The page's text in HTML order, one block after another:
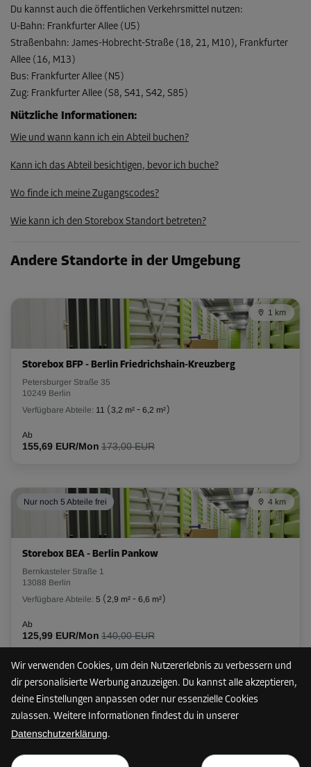
Wir verwenden Cookies, um dein Nutzererlebnis zu verbessern und
dir personalisierte Werbung anzuzeigen. Du kannst alle akzeptieren,
deine Einstellungen anpassen oder nur essenzielle Cookies
zulassen. Weitere Informationen findest du in unserer
Datenschutzerklärung.
Du kannst auch die öffentlichen Verkehrsmittel nutzen:
U-Bahn: Frankfurter Allee (U5)
Straßenbahn: James-Hobrecht-Straße (18, 21, M10), Frankfurter
Allee (16, M13)
Bus: Frankfurter Allee (N5)
Zug: Frankfurter Allee (S8, S41, S42, S85)
Nützliche Informationen:
Wie und wann kann ich ein Abteil buchen?
Kann ich das Abteil besichtigen, bevor ich buche?
Wo finde ich meine Zugangscodes?
Wie kann ich den Storebox Standort betreten?
Andere Standorte in der Umgebung
1 km
Storebox BFP - Berlin Friedrichshain-Kreuzberg
Petersburger Straße 35
10249 Berlin
Verfügbare Abteile: 11 (3,2 m² - 6,2 m²)
Ab
155,69 EUR/Mon 173,00 EUR
Nur noch 5 Abteile frei 4 km
Storebox BEA - Berlin Pankow
Bernkasteler Straße 1
13088 Berlin
Verfügbare Abteile: 5 ( 2,9 m² - 6,6 m²)
Ab
125,99 EUR/Mon 140,00 EUR
Nur noch 5 Abteile frei
PLAN ANZEIGEN